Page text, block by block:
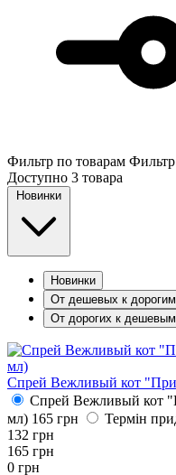
Фильтр по товарам Фильтр
Доступно 3 товара
Новинки
Новинки
От дешевых к дорогим
От дорогих к дешевым
Спрей Вежливый кот
Спрей Вежливый кот
мл) 165 грн
Термін
132 грн
165 грн
0 грн